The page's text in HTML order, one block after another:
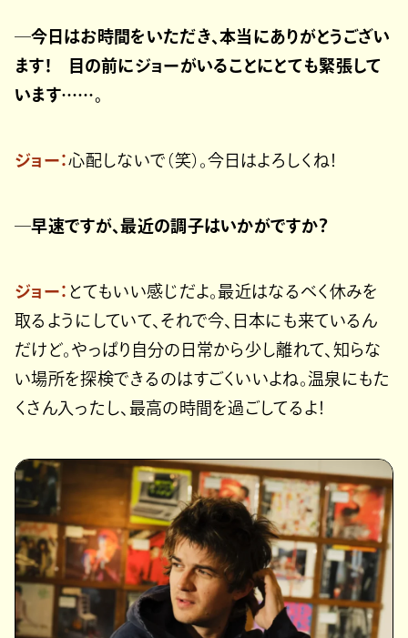
─今日はお時間をいただき、本当にありがとうござい
ます！ 目の前にジョーがいることにとても緊張して
います……。
ジョー：心配しないで（笑）。今日はよろしくね！
─早速ですが、最近の調子はいかがですか？
ジョー： とてもいい感じだよ。最近はなるべく休みを
取るようにしていて、それで今、日本にも来ているん
だけど。やっぱり自分の日常から少し離れて、知らな
い場所を探検できるのはすごくいいよね。温泉にもた
くさん入ったし、最高の時間を過ごしてるよ！